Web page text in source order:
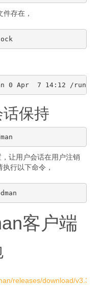
存在，
保持
让用户会话在用户注销
行以下命令，
客户端
releases/download/v3.3.1/